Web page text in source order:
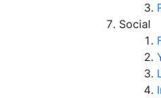
Social